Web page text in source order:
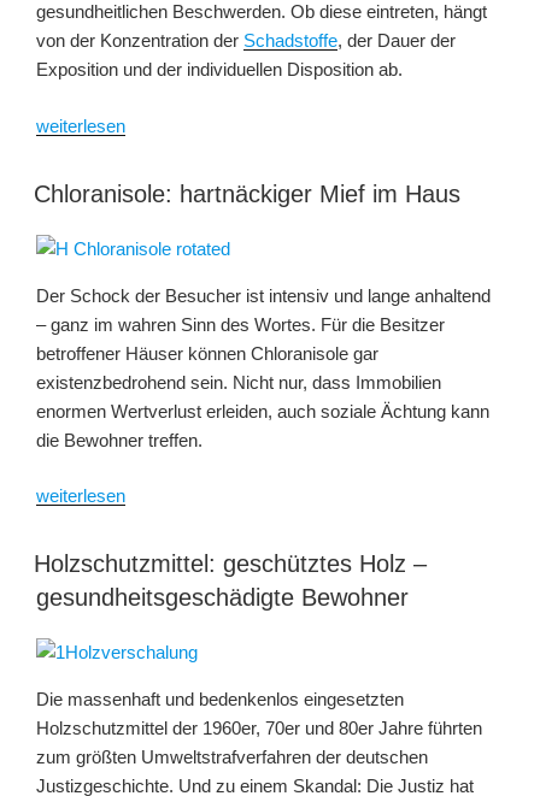
gesundheitlichen Beschwerden. Ob diese eintreten, hängt
von der Konzentration der Schadstoffe, der Dauer der
Exposition und der individuellen Disposition ab.
„Aktive
Pflanzen
bessere
gesündere
Raumluft“
weiterlesen
Chloranisole: hartnäckiger Mief im Haus
Der Schock der Besucher ist intensiv und lange anhaltend
– ganz im wahren Sinn des Wortes. Für die Besitzer
betroffener Häuser können Chloranisole gar
existenzbedrohend sein. Nicht nur, dass Immobilien
enormen Wertverlust erleiden, auch soziale Ächtung kann
die Bewohner treffen.
„Chloranisole:
Mief
Haus“
weiterlesen
Holzschutzmittel: geschütztes Holz –
gesundheitsgeschädigte Bewohner
Die massenhaft und bedenkenlos eingesetzten
Holzschutzmittel der 1960er, 70er und 80er Jahre führten
zum größten Umweltstrafverfahren der deutschen
Justizgeschichte. Und zu einem Skandal: Die Justiz hat